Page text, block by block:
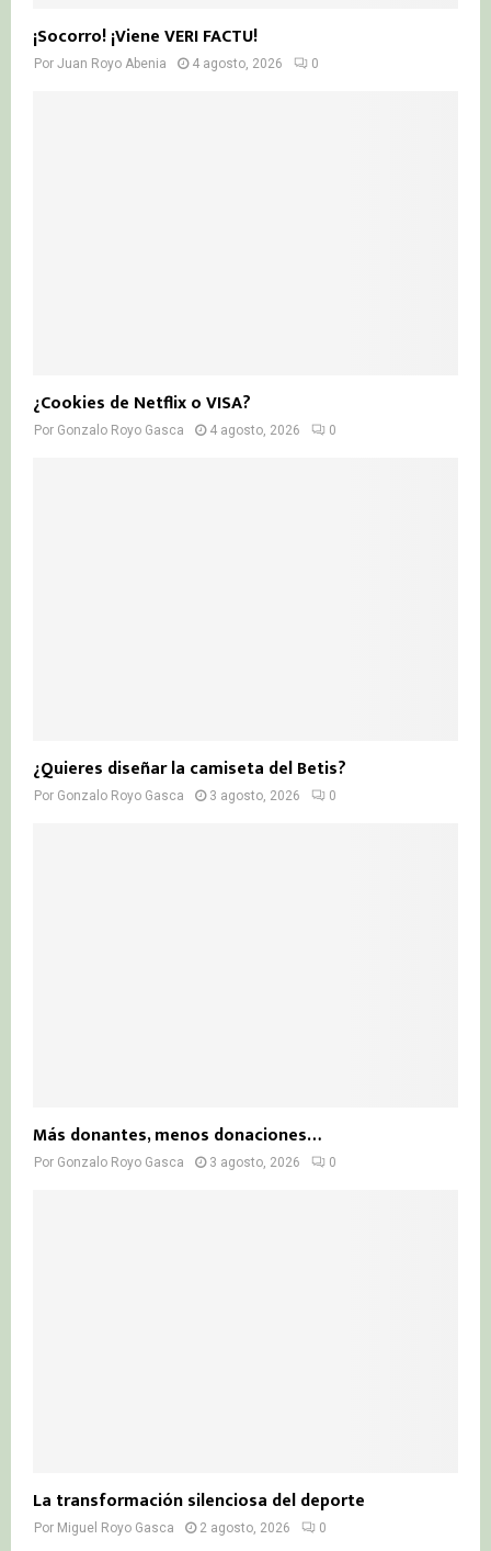
¡Socorro! ¡Viene VERI FACTU!
Por Juan Royo Abenia 4 agosto, 2026 0
¿Cookies de Netflix o VISA?
Por Gonzalo Royo Gasca 4 agosto, 2026 0
¿Quieres diseñar la camiseta del Betis?
Por Gonzalo Royo Gasca 3 agosto, 2026 0
Más donantes, menos donaciones…
Por Gonzalo Royo Gasca 3 agosto, 2026 0
La transformación silenciosa del deporte
Por Miguel Royo Gasca 2 agosto, 2026 0